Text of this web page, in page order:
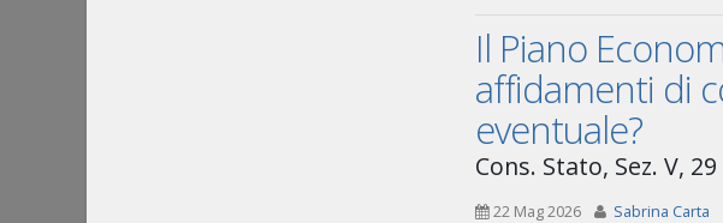
Il Piano
affidamenti di
eventuale?
Cons. Stato, Sez. V,
22 Mag 2026
Sabrina Carta